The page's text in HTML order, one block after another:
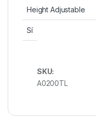
Height Adjustable
Sí
SKU:
A0200TL